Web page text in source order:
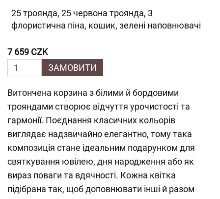
25 троянда, 25 червона троянда, 3
флористична піна, кошик, зелені наповнювачі
7 659 CZK
ЗАМОВИТИ
Витончена корзина з білими й бордовими
трояндами створює відчуття урочистості та
гармонії. Поєднання класичних кольорів
виглядає надзвичайно елегантно, тому така
композиція стане ідеальним подарунком для
святкування ювілею, дня народження або як
вираз поваги та вдячності. Кожна квітка
підібрана так, щоб доповнювати інші й разом